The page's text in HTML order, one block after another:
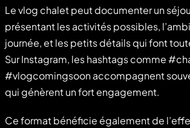
Le vlog chalet peut documenter un
présentant les activités possibles,
journée, et les petits détails qui font
Sur Instagram, les hashtags comme
#vlogcomingsoon accompagnent
qui génèrent un fort engagement.
Ce format bénéficie également de